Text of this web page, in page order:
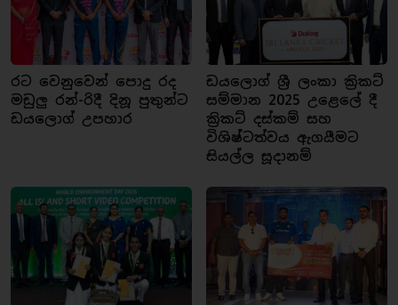
රට වෙනුවෙන් පොදු රද
මඩුලු රන්-රිදී දිනූ පුතුන්ට
ඩයලොග් උපහාර
ඩයලොග් ශ්‍රී ලංකා ක්‍රිකට්
සම්මාන 2025 උළෙලේ දී
ක්‍රිකට් දස්කම් සහ
විශිෂ්ටත්වය ඇගයීමට
සියල්ල සූදානම්